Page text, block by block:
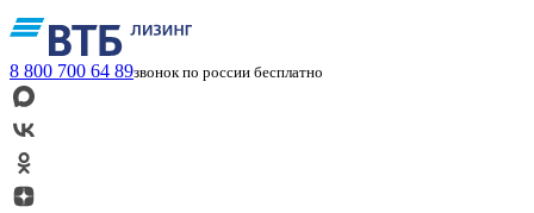
8 800 700 64 89звонок по россии бесплатно